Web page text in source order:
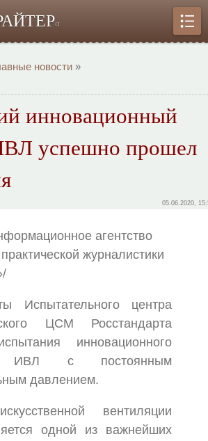
α
новости »
инновационный
успешно прошел
05.06.2020,
агентство
журналистики
Испытательного центра
ЦСМ Росстандарта
инновационного
ИВЛ с постоянным
давлением.
вентиляции
одной из важнейших